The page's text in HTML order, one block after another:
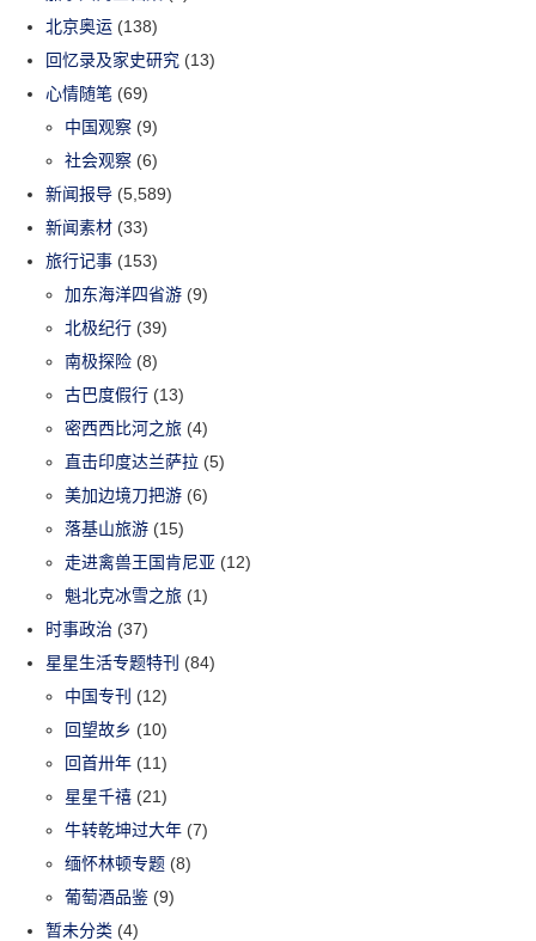
北京奥运 (138)
回忆录及家史研究 (13)
心情随笔 (69)
中国观察 (9)
社会观察 (6)
新闻报导 (5,589)
新闻素材 (33)
旅行记事 (153)
加东海洋四省游 (9)
北极纪行 (39)
南极探险 (8)
古巴度假行 (13)
密西西比河之旅 (4)
直击印度达兰萨拉 (5)
美加边境刀把游 (6)
落基山旅游 (15)
走进禽兽王国肯尼亚 (12)
魁北克冰雪之旅 (1)
时事政治 (37)
星星生活专题特刊 (84)
中国专刊 (12)
回望故乡 (10)
回首卅年 (11)
星星千禧 (21)
牛转乾坤过大年 (7)
缅怀林顿专题 (8)
葡萄酒品鉴 (9)
暂未分类 (4)